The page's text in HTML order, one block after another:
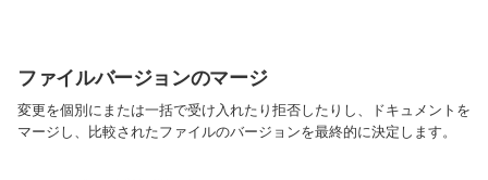
ファイルバージョンのマージ
変更を個別にまたは一括で受け入れたり拒否したりし、ドキュメントを
マージし、比較されたファイルのバージョンを最終的に決定します。